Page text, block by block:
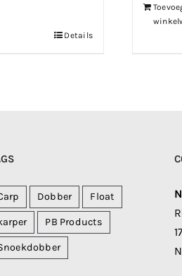
Details
Dobber Float
PB Products